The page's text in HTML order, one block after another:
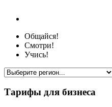
Общайся!
Смотри!
Учись!
Тарифы для бизнеса